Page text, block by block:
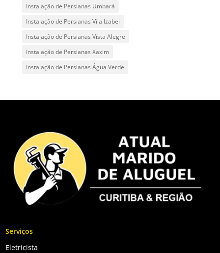
Instalação de Persianas Umbará
Instalação de Persianas Vila Izabel
Instalação de Persianas Vista Alegre
Instalação de Persianas Xaxim
Instalação de Persianas Água Verde
Serviços
Eletricista